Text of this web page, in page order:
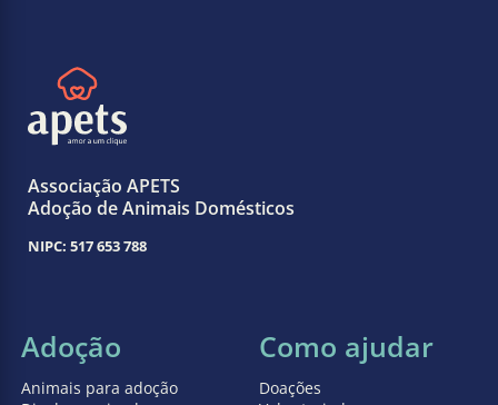
Associação APETS
Adoção de Animais Domésticos
NIPC: 517 653 788
Adoção
Animais para adoção
Como ajudar
Doações